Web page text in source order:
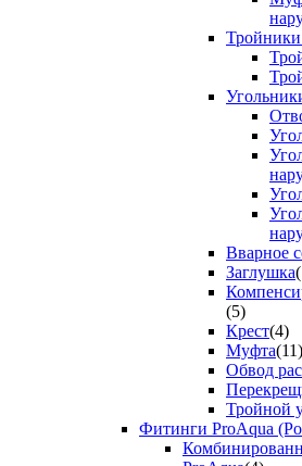
Вварное
Заглушка
(5)
Крест(4)
Муфта(11)
Обвод
Тройной
Фитинги ProAqua